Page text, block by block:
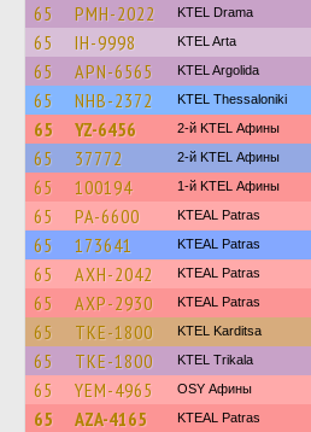
65 PMH-2022 KTEL Drama
65 IH-9998 KTEL Arta
65 APN-6565 KTEL Argolida
65 NHB-2372 KTEL Thessaloniki
65 YZ-6456 2-й KTEL Афины
65 37772 2-й KTEL Афины
65 100194 1-й KTEL Афины
65 PA-6600 KTEAL Patras
65 173641 KTEAL Patras
65 AXH-2042 KTEAL Patras
65 AXP-2930 KTEAL Patras
65 TKE-1800 ΚΤΕL Karditsa
65 TKE-1800 ΚΤΕL Τrikala
65 YEM-4965 OSY Афины
65 AZA-4165 KTEAL Patras